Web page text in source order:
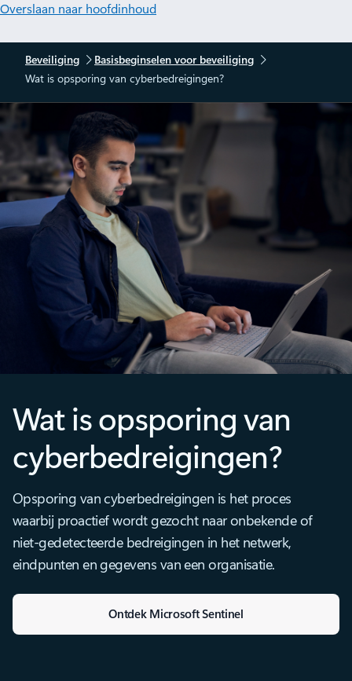
Overslaan naar hoofdinhoud
Beveiliging
Basisbeginselen voor beveiliging
Wat is opsporing van cyberbedreigingen?
Wat is opsporing van
cyberbedreigingen?
Opsporing van cyberbedreigingen is het proces
waarbij proactief wordt gezocht naar onbekende of
niet-gedetecteerde bedreigingen in het netwerk,
eindpunten en gegevens van een organisatie.
Ontdek Microsoft Sentinel